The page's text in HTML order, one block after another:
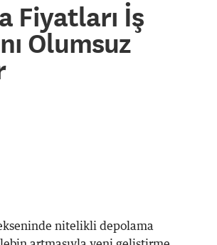
Fiyatları İş
Olumsuz
nitelikli depolama